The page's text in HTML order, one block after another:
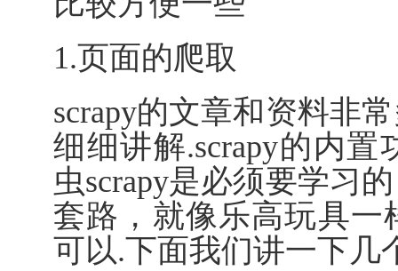
1.页面的爬取
scrapy的文章和资料非
细细讲解.scrapy的内
虫scrapy是必须要学习
套路，就像乐高玩具
可以.下面我们讲一下几